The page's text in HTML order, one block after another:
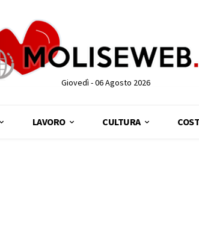
Giovedì - 06 Agosto 2026
LAVORO CULTURA